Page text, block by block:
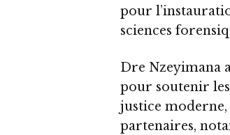
pour
sciences
Dre Nzeyimana
pour soutenir
justice moderne,
partenaires,